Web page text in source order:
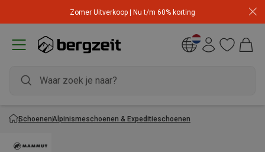
Zomer Uitverkoop | Nu t/m 60% korting
SchoenenAlpinismeschoenen & Expeditieschoenen